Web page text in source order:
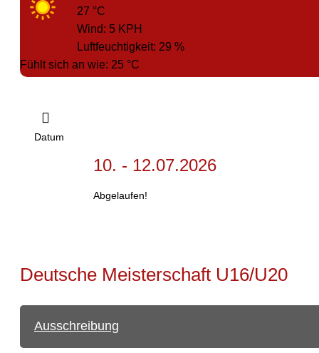
27 °C
Wind: 5 KPH
Luftfeuchtigkeit: 29 %
Fühlt sich an wie: 25 °C
Datum
10. - 12.07.2026
Abgelaufen!
Deutsche Meisterschaft U16/U20
Ausschreibung